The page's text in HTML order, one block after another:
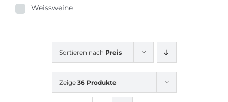
Sortieren nach Preis
Zeige 36 Produkte
Weissweine